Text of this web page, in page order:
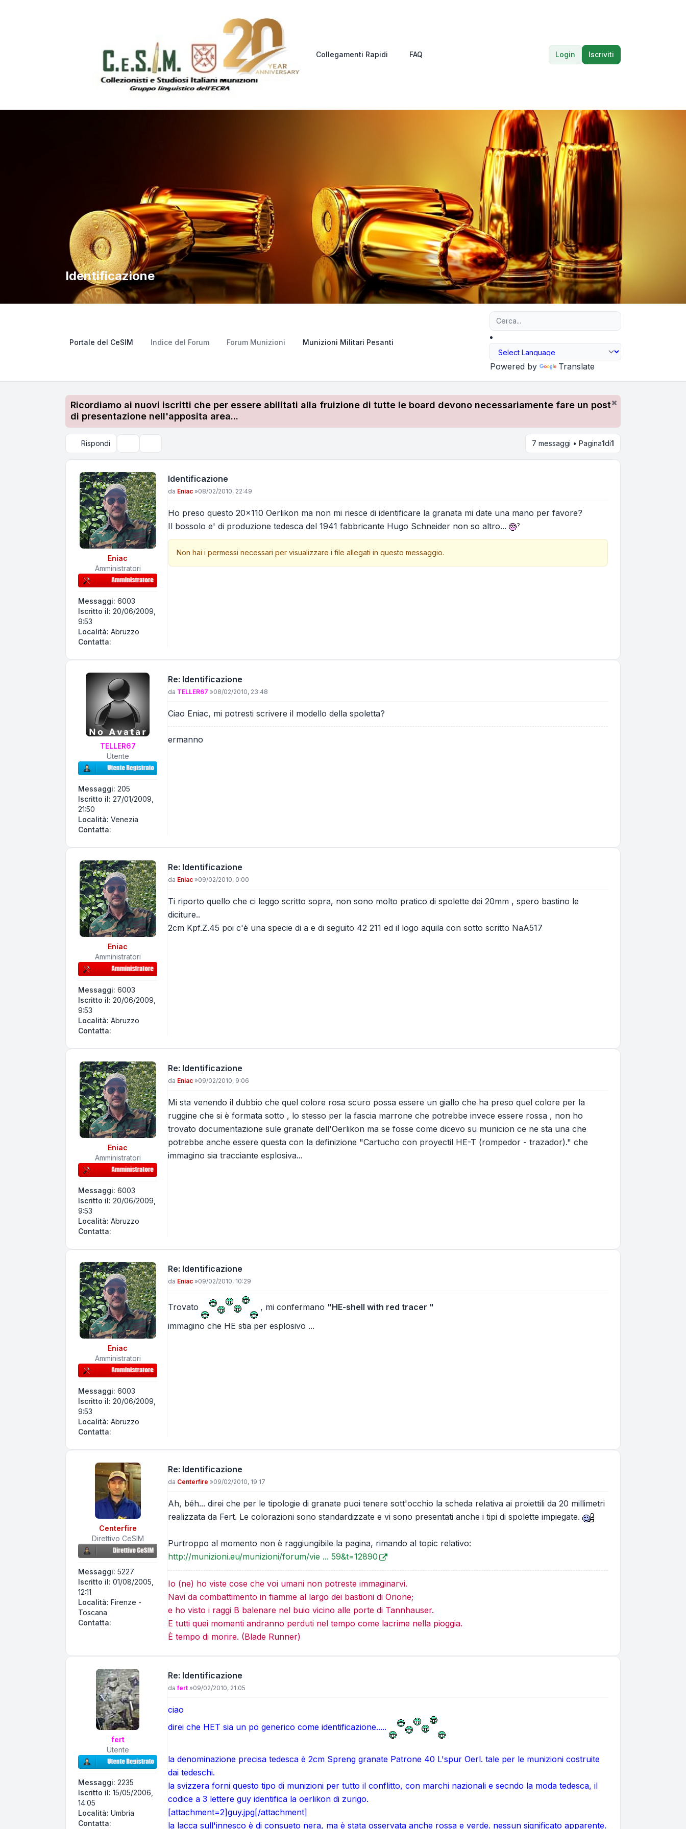
Collegamenti Rapidi FAQ Login Iscriviti
Identificazione
Portale del CeSIM Indice del Forum Forum Munizioni Munizioni Militari Pesanti
Powered by Translate
Ricordiamo ai nuovi iscritti che per essere abilitati alla fruizione di tutte le board devono necessariamente fare un post
di presentazione nell'apposita area...
Rispondi 7 messaggi • Pagina1di1
Eniac
Amministratori
Messaggi: 6003
Iscritto il: 20/06/2009,
9:53
Località: Abruzzo
Contatta:
Identificazione
Messaggio
da Eniac »08/02/2010, 22:49
Ho preso questo 20x110 Oerlikon ma non mi riesce di identificare la granata mi date una mano per favore?
Il bossolo e' di produzione tedesca del 1941 fabbricante Hugo Schneider non so altro...
Non hai i permessi necessari per visualizzare i file allegati in questo messaggio.
TELLER67
Utente
Messaggi: 205
Iscritto il: 27/01/2009,
21:50
Località: Venezia
Contatta:
Re: Identificazione
Messaggio
da TELLER67 »08/02/2010, 23:48
Ciao Eniac, mi potresti scrivere il modello della spoletta?
ermanno
Eniac
Amministratori
Messaggi: 6003
Iscritto il: 20/06/2009,
9:53
Località: Abruzzo
Contatta:
Re: Identificazione
Messaggio
da Eniac »09/02/2010, 0:00
Ti riporto quello che ci leggo scritto sopra, non sono molto pratico di spolette dei 20mm , spero bastino le
diciture..
2cm Kpf.Z.45 poi c'è una specie di a e di seguito 42 211 ed il logo aquila con sotto scritto NaA517
Eniac
Amministratori
Messaggi: 6003
Iscritto il: 20/06/2009,
9:53
Località: Abruzzo
Contatta:
Re: Identificazione
Messaggio
da Eniac »09/02/2010, 9:06
Mi sta venendo il dubbio che quel colore rosa scuro possa essere un giallo che ha preso quel colore per la
ruggine che si è formata sotto , lo stesso per la fascia marrone che potrebbe invece essere rossa , non ho
trovato documentazione sule granate dell'Oerlikon ma se fosse come dicevo su municion ce ne sta una che
potrebbe anche essere questa con la definizione "Cartucho con proyectil HE-T (rompedor - trazador)." che
immagino sia tracciante esplosiva...
Eniac
Amministratori
Messaggi: 6003
Iscritto il: 20/06/2009,
9:53
Località: Abruzzo
Contatta:
Re: Identificazione
Messaggio
da Eniac »09/02/2010, 10:29
Trovato , mi confermano "HE-shell with red tracer "
immagino che HE stia per esplosivo ...
Centerfire
Direttivo CeSIM
Messaggi: 5227
Iscritto il: 01/08/2005,
12:11
Località: Firenze -
Toscana
Contatta:
Contatta Centerfire
Re: Identificazione
Messaggio
da Centerfire »09/02/2010, 19:17
Ah, béh... direi che per le tipologie di granate puoi tenere sott'occhio la scheda relativa ai proiettili da 20 millimetri
realizzata da Fert. Le colorazioni sono standardizzate e vi sono presentati anche i tipi di spolette impiegate.
Purtroppo al momento non è raggiungibile la pagina, rimando al topic relativo:
http://munizioni.eu/munizioni/forum/vie ... 59&t=12890
Io (ne) ho viste cose che voi umani non potreste immaginarvi.
Navi da combattimento in fiamme al largo dei bastioni di Orione;
e ho visto i raggi B balenare nel buio vicino alle porte di Tannhauser.
E tutti quei momenti andranno perduti nel tempo come lacrime nella pioggia.
È tempo di morire. (Blade Runner)
fert
Utente
Messaggi: 2235
Iscritto il: 15/05/2006,
14:05
Località: Umbria
Contatta:
Re: Identificazione
Messaggio
dafert »09/02/2010, 21:05
ciao
direi che HET sia un po generico come identificazione.....
la denominazione precisa tedesca è 2cm Spreng granate Patrone 40 L'spur Oerl. tale per le munizioni costruite
dai tedeschi.
la svizzera forni questo tipo di munizioni per tutto il conflitto, con marchi nazionali e secndo la moda tedesca, il
codice a 3 lettere guy identifica la oerlikon di zurigo.
[attachment=2]guy.jpg[/attachment]
la lacca sull'innesco è di consueto nera, ma è stata osservata anche rossa e verde. nessun significato apparente.